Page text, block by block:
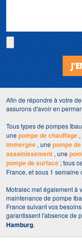
Afin de répondre à votre
assurons d'avoir en
Tous types de pompes
unepompe de chauffage
immergée , unepompe
assainissement , une
pompe de surface ; tous
France, et sous 1 semaine
Motralec met également à
maintenance de pompe
France suivant vos
garantissent l'absence de
Hamburg.